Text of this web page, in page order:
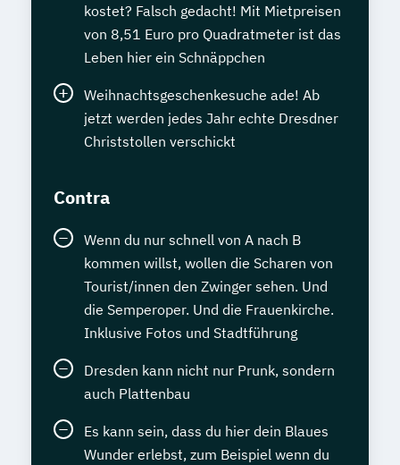
kostet? Falsch gedacht! Mit Mietpreisen
von 8,51 Euro pro Quadratmeter ist das
Leben hier ein Schnäppchen
Weihnachtsgeschenkesuche ade! Ab
jetzt werden jedes Jahr echte Dresdner
Christstollen verschickt
Contra
Wenn du nur schnell von A nach B
kommen willst, wollen die Scharen von
Tourist/innen den Zwinger sehen. Und
die Semperoper. Und die Frauenkirche.
Inklusive Fotos und Stadtführung
Dresden kann nicht nur Prunk, sondern
auch Plattenbau
Es kann sein, dass du hier dein Blaues
Wunder erlebst, zum Beispiel wenn du